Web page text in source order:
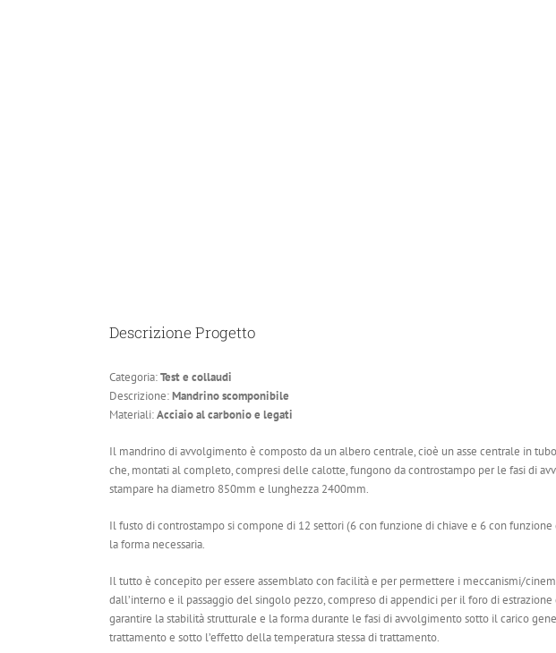
Descrizione Progetto
Categoria:Test e collaudi
Descrizione:Mandrino scomponibile
Materiali:Acciaio al carbonio e legati
Il mandrino di avvolgimento è composto da un albero centrale, cioè un asse centrale in
che, montati al completo, compresi delle calotte, fungono da controstampo per le fasi di
stampare ha diametro 850mm e lunghezza 2400mm.
Il fusto di controstampo si compone di 12 settori (6 con funzione di chiave e 6 con
la forma necessaria.
Il tutto è concepito per essere assemblato con facilità e per permettere i meccanismi/
dall’interno e il passaggio del singolo pezzo, compreso di appendici per il foro di
garantire la stabilità strutturale e la forma durante le fasi di avvolgimento sotto il carico
trattamento e sotto l’effetto della temperatura stessa di trattamento.